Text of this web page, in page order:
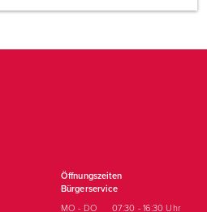
Öffnungszeiten
Bürgerservice
MO - DO 07:30 - 16:30 Uhr